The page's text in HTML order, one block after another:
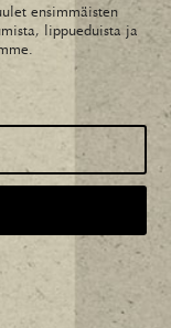
ensimmäisten
lippueduista ja